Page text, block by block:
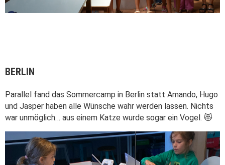
BERLIN
Parallel fand das Sommercamp in Berlin statt Amando, Hugo
und Jasper haben alle Wünsche wahr werden lassen. Nichts
war unmöglich… aus einem Katze wurde sogar ein Vogel. 😻